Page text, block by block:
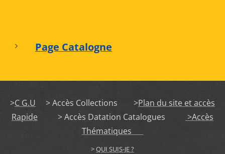
Page Catalogne
>C G.U > Accès Collections >Plan du site et accès
Rapide > Accès Datation Catalogues
>Accès
Thématiques
>QUI SUIS-JE ?